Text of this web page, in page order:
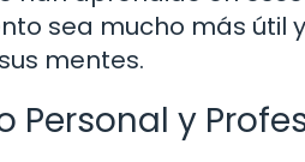
sea mucho más útil
mentes.
Personal y